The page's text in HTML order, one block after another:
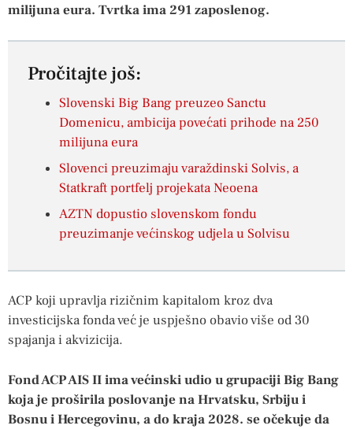
milijuna eura. Tvrtka ima 291 zaposlenog.
Pročitajte još:
Slovenski Big Bang preuzeo Sanctu
Domenicu, ambicija povećati prihode na 250
milijuna eura
Slovenci preuzimaju varaždinski Solvis, a
Statkraft portfelj projekata Neoena
AZTN dopustio slovenskom fondu
preuzimanje većinskog udjela u Solvisu
ACP koji upravlja rizičnim kapitalom kroz dva
investicijska fonda već je uspješno obavio više od 30
spajanja i akvizicija.
Fond ACP AIS II ima većinski udio u grupaciji Big Bang
koja je proširila poslovanje na Hrvatsku, Srbiju i
Bosnu i Hercegovinu, a do kraja 2028. se očekuje da